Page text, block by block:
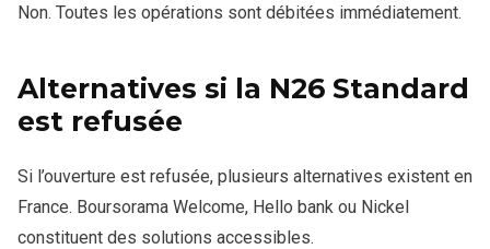
Non. Toutes les opérations sont débitées immédiatement.
Alternatives si la N26 Standard
est refusée
Si l’ouverture est refusée, plusieurs alternatives existent en
France. Boursorama Welcome, Hello bank ou Nickel
constituent des solutions accessibles.